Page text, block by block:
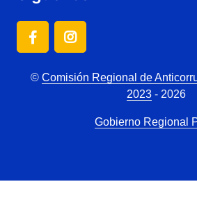
© Comisión Regional de
2023- 2026
Gobierno Regional